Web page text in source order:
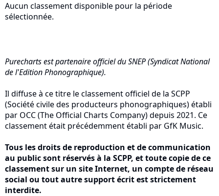
Aucun classement disponible pour la période
sélectionnée.
Purecharts est partenaire officiel du SNEP (Syndicat National
de l'Edition Phonographique).
Il diffuse à ce titre le classement officiel de la SCPP
(Société civile des producteurs phonographiques) établi
par OCC (The Official Charts Company) depuis 2021. Ce
classement était précédemment établi par GfK Music.
Tous les droits de reproduction et de communication
au public sont réservés à la SCPP, et toute copie de ce
classement sur un site Internet, un compte de réseau
social ou tout autre support écrit est strictement
interdite.